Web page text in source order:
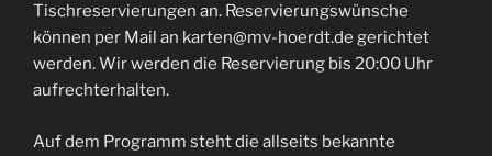
Tischreservierungen an. Reservierungswünsche
können per Mail an karten@mv-hoerdt.de gerichtet
werden. Wir werden die Reservierung bis 20:00 Uhr
aufrechterhalten.
Auf dem Programm steht die allseits bekannte